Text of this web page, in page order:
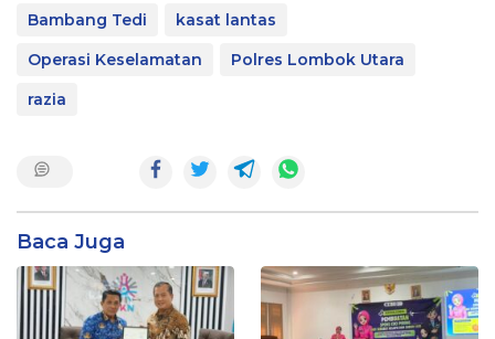
Bambang Tedi
kasat lantas
Operasi Keselamatan
Polres Lombok Utara
razia
Baca Juga